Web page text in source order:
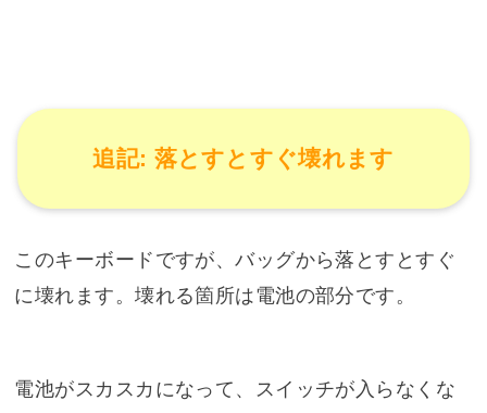
追記: 落とすとすぐ壊れます
このキーボードですが、バッグから落とすとすぐ
に壊れます。壊れる箇所は電池の部分です。
電池がスカスカになって、スイッチが入らなくな